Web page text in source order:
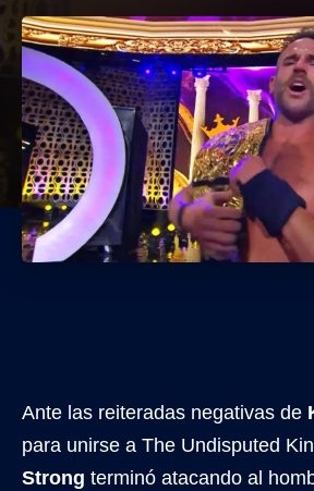
Ante las reiteradas negativas de
para unirse a The Undisputed
Strong terminó atacando al